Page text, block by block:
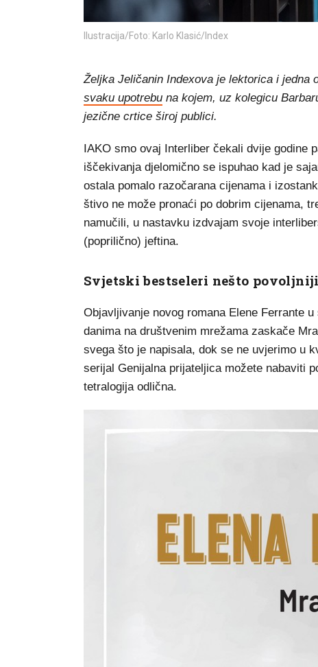
Ilustracija/Foto: Karlo Klasić/Index
Željka Jeličanin Indexova je lektorica i jedna
svaku upotrebu na kojem, uz kolegicu
jezične crtice široj publici.
IAKO smo ovaj Interliber čekali dvije godine
iščekivanja djelomično se ispuhao kad je
ostala pomalo razočarana cijenama i
štivo ne može pronaći po dobrim cijenama,
namučili, u nastavku izdvajam svoje
(poprilično) jeftina.
Svjetski bestseleri nešto
Objavljivanje novog romana Elene Ferrante
danima na društvenim mrežama zaskače
svega što je napisala, dok se ne uvjerimo u
serijal Genijalna prijateljica možete nabaviti
tetralogija odlična.